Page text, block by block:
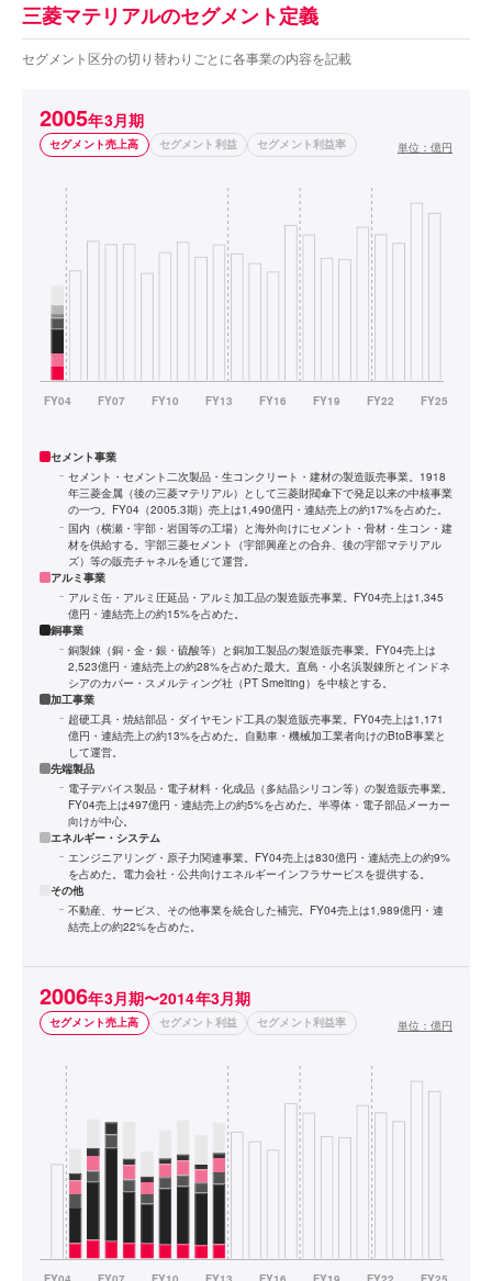
三菱マテリアルのセグメント定義
セグメント区分の切り替わりごとに各事業の内容を記載
2005年3月期
セグメント売上高 セグメント利益 セグメント利益率 単位： 億円
セメント事業
セメント・セメント二次製品・生コンクリート・建材の製造販売事業。1918
年三菱金属（後の三菱マテリアル）として三菱財閥傘下で発足以来の中核事業
の一つ。FY04（2005.3期）売上は1,490億円・連結売上の約17%を占めた。
国内（横瀬・宇部・岩国等の工場）と海外向けにセメント・骨材・生コン・建
材を供給する。宇部三菱セメント（宇部興産との合弁、後の宇部マテリアル
ズ）等の販売チャネルを通じて運営。
アルミ事業
アルミ缶・アルミ圧延品・アルミ加工品の製造販売事業。FY04売上は1,345
億円・連結売上の約15%を占めた。
銅事業
銅製錬（銅・金・銀・硫酸等）と銅加工製品の製造販売事業。FY04売上は
2,523億円・連結売上の約28%を占めた最大。直島・小名浜製錬所とインドネ
シアのカパー・スメルティング社（PT Smelting）を中核とする。
加工事業
超硬工具・焼結部品・ダイヤモンド工具の製造販売事業。FY04売上は1,171
億円・連結売上の約13%を占めた。自動車・機械加工業者向けのBtoB事業と
して運営。
先端製品
電子デバイス製品・電子材料・化成品（多結晶シリコン等）の製造販売事業。
FY04売上は497億円・連結売上の約5%を占めた。半導体・電子部品メーカー
向けが中心。
エネルギー・システム
エンジニアリング・原子力関連事業。FY04売上は830億円・連結売上の約9%
を占めた。電力会社・公共向けエネルギーインフラサービスを提供する。
その他
不動産、サービス、その他事業を統合した補完。FY04売上は1,989億円・連
結売上の約22%を占めた。
2006年3月期〜2014年3月期
セグメント売上高 セグメント利益 セグメント利益率 単位： 億円